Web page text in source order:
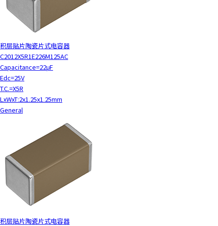
积层贴片陶瓷片式电容器
C2012X5R1E226M125AC
Capacitance=22μF
Edc=25V
T.C.=X5R
LxWxT:2x1.25x1.25mm
General
积层贴片陶瓷片式电容器